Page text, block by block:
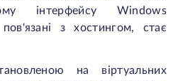
інтерфейсу Windows
з хостингом, стає
на віртуальних